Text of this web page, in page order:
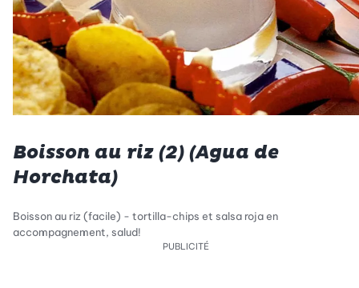
Boisson au riz (2) (Agua de
Horchata)
Boisson au riz (facile) - tortilla-chips et salsa roja en
accompagnement, salud!
PUBLICITÉ